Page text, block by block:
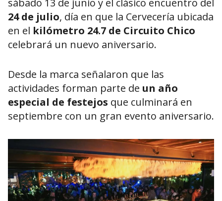
24 de julio, día en que la Cervecería ubicada
en el kilómetro 24.7 de Circuito Chico
celebrará un nuevo aniversario.
Desde la marca señalaron que las
actividades forman parte de un año
especial de festejos que culminará en
septiembre con un gran evento aniversario.